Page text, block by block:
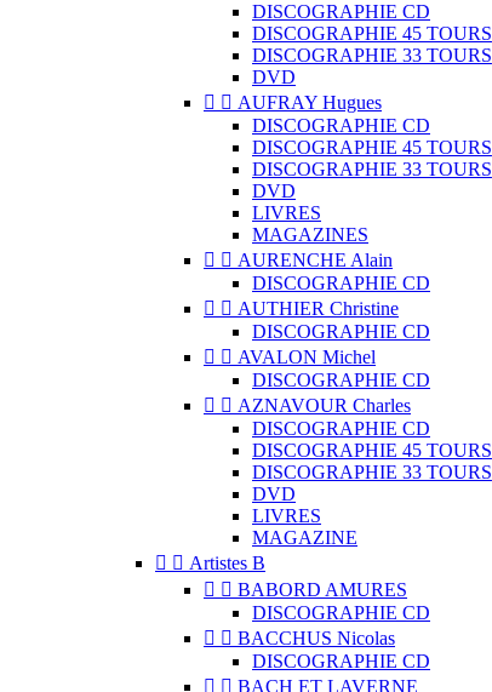
DISCOGRAPHIE CD
DISCOGRAPHIE 45 TOURS
DISCOGRAPHIE 33 TOURS
DVD
  AUFRAY Hugues
DISCOGRAPHIE CD
DISCOGRAPHIE 45 TOURS
DISCOGRAPHIE 33 TOURS
DVD
LIVRES
MAGAZINES
  AURENCHE Alain
DISCOGRAPHIE CD
  AUTHIER Christine
DISCOGRAPHIE CD
  AVALON Michel
DISCOGRAPHIE CD
  AZNAVOUR Charles
DISCOGRAPHIE CD
DISCOGRAPHIE 45 TOURS
DISCOGRAPHIE 33 TOURS
DVD
LIVRES
MAGAZINE
  Artistes B
  BABORD AMURES
DISCOGRAPHIE CD
  BACCHUS Nicolas
DISCOGRAPHIE CD
  BACH ET LAVERNE